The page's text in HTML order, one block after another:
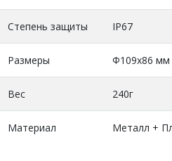
Степень защиты IP67
Размеры Ф109х86 мм
Вес 240г
Материал Металл +